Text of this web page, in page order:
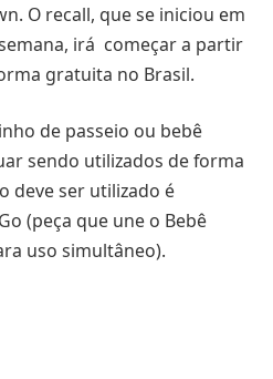
O recall, que se iniciou em
irá começar a partir
gratuita no Brasil.
de passeio ou bebê
sendo utilizados de forma
deve ser utilizado é
(peça que une o Bebê
uso simultâneo).